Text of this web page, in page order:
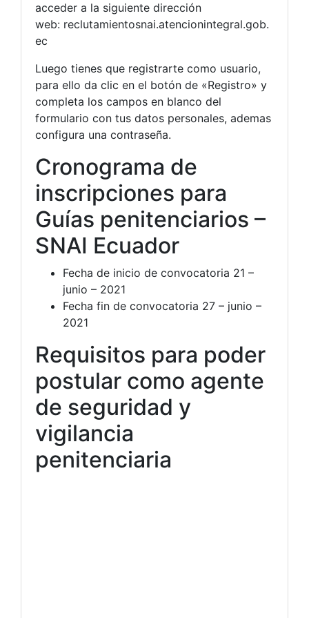
acceder a la siguiente dirección
web: reclutamientosnai.atencionintegral.gob.
ec
Luego tienes que registrarte como usuario,
para ello da clic en el botón de «Registro» y
completa los campos en blanco del
formulario con tus datos personales, ademas
configura una contraseña.
Cronograma de
inscripciones para
Guías penitenciarios –
SNAI Ecuador
Fecha de inicio de convocatoria 21 –
junio – 2021
Fecha fin de convocatoria 27 – junio –
2021
Requisitos para poder
postular como agente
de seguridad y
vigilancia
penitenciaria